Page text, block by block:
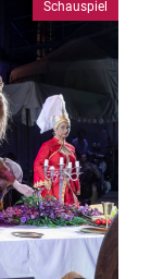
Schauspiel